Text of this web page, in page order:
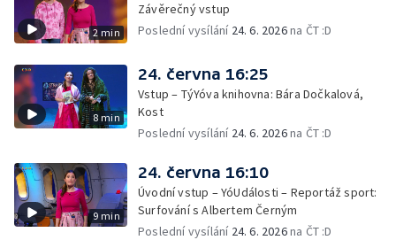
2 min
Závěrečný vstup
Poslední vysílání 24. 6. 2026na ČT :D
8 min
24. června 16:25
Vstup – TýYóva knihovna: Bára Dočkalová,
Kost
Poslední vysílání 24. 6. 2026na ČT :D
9 min
24. června 16:10
Úvodní vstup – YóUdálosti – Reportáž sport:
Surfování s Albertem Černým
Poslední vysílání 24. 6. 2026na ČT :D